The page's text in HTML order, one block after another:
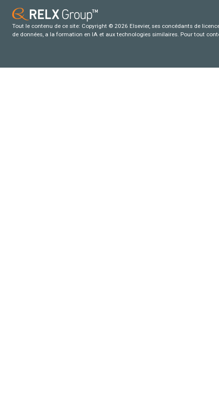
Tout le contenu de ce site: Copyright © 2026 Elsevier, ses concédants de
de données, a la formation en IA et aux technologies similaires. Pour tout